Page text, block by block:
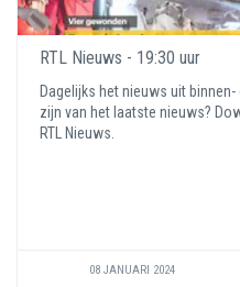
RTL Nieuws - 19:30 uur
Dagelijks het nieuws uit
zijn van het laatste nieuws?
RTL Nieuws.
08 JANUARI 2024